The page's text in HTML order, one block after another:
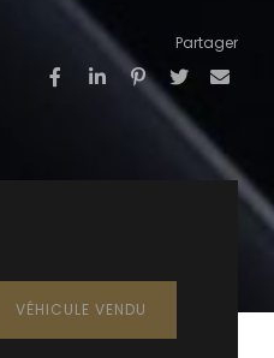
Partager
VÉHICULE VENDU